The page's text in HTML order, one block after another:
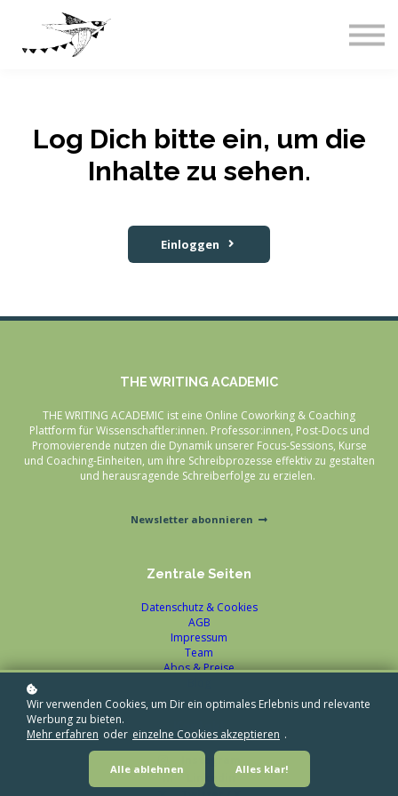
Log Dich bitte ein, um die
Inhalte zu sehen.
Einloggen
THE WRITING ACADEMIC
THE WRITING ACADEMIC ist eine Online Coworking & Coaching
Plattform für Wissenschaftler:innen. Professor:innen, Post-Docs und
Promovierende nutzen die Dynamik unserer Focus-Sessions, Kurse
und Coaching-Einheiten, um ihre Schreibprozesse effektiv zu gestalten
und herausragende Schreiberfolge zu erzielen.
Newsletter abonnieren
Zentrale Seiten
Datenschutz & Cookies
AGB
Impressum
Team
Abos & Preise
Kontakt
Instagram
Wir verwenden Cookies, um Dir ein optimales Erlebnis und relevante
Werbung zu bieten.
Mehr erfahren oder einzelne Cookies akzeptieren .
Alle ablehnen Alles klar!